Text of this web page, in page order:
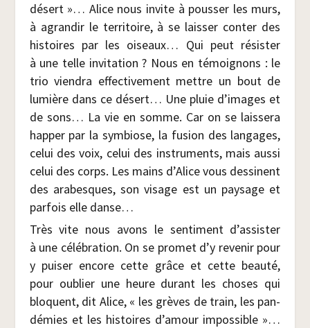
désert »… Alice nous invite à pous­ser les murs,
à agran­dir le ter­ri­toire, à se lais­ser conter des
his­toires par les oiseaux… Qui peut résis­ter
à une telle invi­ta­tion ? Nous en témoi­gnons : le
trio vien­dra effec­ti­ve­ment mettre un bout de
lumière dans ce désert… Une pluie d’images et
de sons… La vie en somme. Car on se lais­se­ra
hap­per par la sym­biose, la fusion des lan­gages,
celui des voix, celui des ins­tru­ments, mais aus­si
celui des corps. Les mains d’Alice vous des­sinent
des ara­besques, son visage est un pay­sage et
par­fois elle danse…
Très vite nous avons le sen­ti­ment d’assister
à une célé­bra­tion. On se pro­met d’y reve­nir pour
y pui­ser encore cette grâce et cette beau­té,
pour oublier une heure durant les choses qui
bloquent, dit Alice, « les grèves de train, les pan­
dé­mies et les his­toires d’amour impos­sible »…